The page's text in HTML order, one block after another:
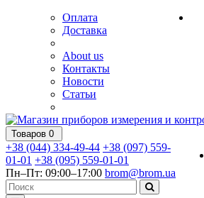
Оплата
Доставка
About us
Контакты
Новости
Статьи
Товаров 0
+38 (044) 334-49-44 +38 (097) 559-
01-01 +38 (095) 559-01-01
Пн–Пт: 09:00–17:00 brom@brom.ua